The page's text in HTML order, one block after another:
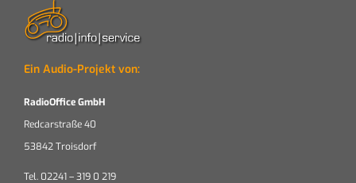
Ein Audio-Projekt von:
RadioOffice GmbH
Redcarstraße 40
53842 Troisdorf
Tel. 02241 – 319 0 219